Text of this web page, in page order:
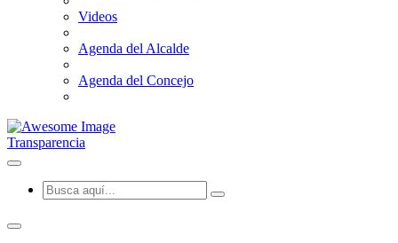
Videos
Agenda del Alcalde
Agenda del Concejo
Transparencia